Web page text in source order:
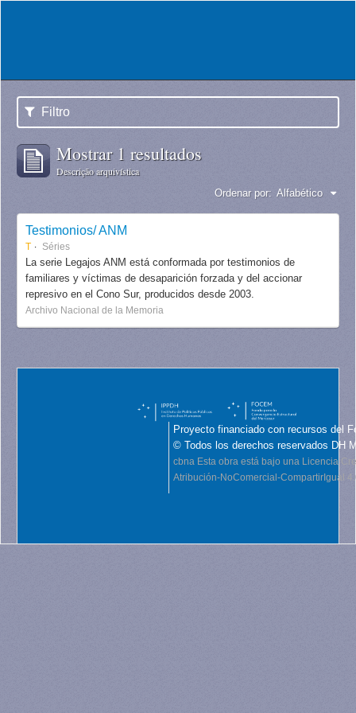
Filtro
Mostrar 1 resultados
Descrição arquivística
Ordenar por: Alfabético
Testimonios/ ANM
T Séries
La serie Legajos ANM está conformada por testimonios de
familiares y víctimas de desaparición forzada y del accionar
represivo en el Cono Sur, producidos desde 2003.
Archivo Nacional de la Memoria
Proyecto financiado con recursos del
© Todos los derechos reservados DH
cbna Esta obra está bajo una Licencia
Atribución-NoComercial-CompartirIgual